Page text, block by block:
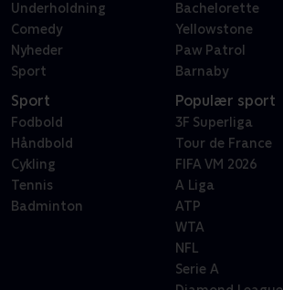
Underholdning
Comedy
Nyheder
Sport
Bachelorette
Yellowstone
Paw Patrol
Barnaby
Sport
Fodbold
Håndbold
Cykling
Tennis
Badminton
Populær sport
3F Superliga
Tour de France
FIFA VM 2026
A Liga
ATP
WTA
NFL
Serie A